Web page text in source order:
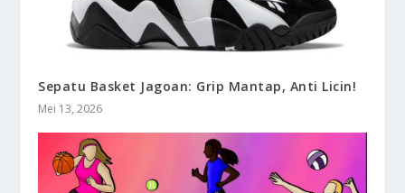
Sepatu Basket Jagoan: Grip Mantap, Anti Licin!
Mei 13, 2026